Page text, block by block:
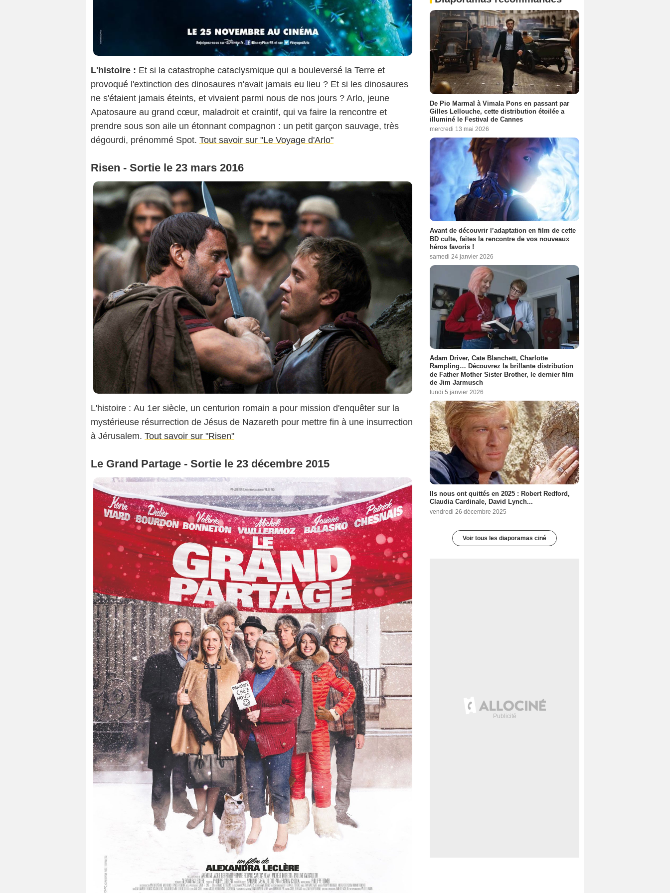
L'histoire : Et si la catastrophe cataclysmique qui a bouleversé la Terre et
provoqué l'extinction des dinosaures n'avait jamais eu lieu ? Et si les dinosaures
ne s'étaient jamais éteints, et vivaient parmi nous de nos jours ? Arlo, jeune
Apatosaure au grand cœur, maladroit et craintif, qui va faire la rencontre et
prendre sous son aile un étonnant compagnon : un petit garçon sauvage, très
dégourdi, prénommé Spot. Tout savoir sur "Le Voyage d'Arlo"
Risen - Sortie le 23 mars 2016
L'histoire : Au 1er siècle, un centurion romain a pour mission d'enquêter sur la
mystérieuse résurrection de Jésus de Nazareth pour mettre fin à une insurrection
à Jérusalem. Tout savoir sur "Risen"
Le Grand Partage - Sortie le 23 décembre 2015
De Pio Marmaï à Vimala Pons en passant par
Gilles Lellouche, cette distribution étoilée a
illuminé le Festival de Cannes
mercredi 13 mai 2026
Avant de découvrir l’adaptation en film de cette
BD culte, faites la rencontre de vos nouveaux
héros favoris !
samedi 24 janvier 2026
Adam Driver, Cate Blanchett, Charlotte
Rampling… Découvrez la brillante distribution
de Father Mother Sister Brother, le dernier film
de Jim Jarmusch
lundi 5 janvier 2026
Ils nous ont quittés en 2025 : Robert Redford,
Claudia Cardinale, David Lynch...
vendredi 26 décembre 2025
Voir tous les diaporamas ciné